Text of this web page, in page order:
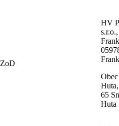
ZoD
HV
65
Huta